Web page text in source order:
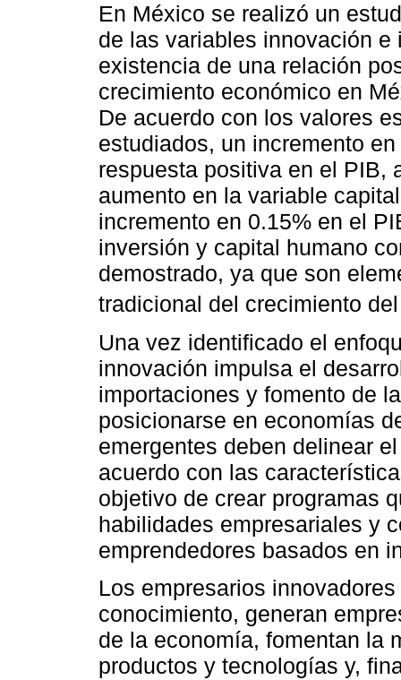
En México se realizó un
de las variables innovación
existencia de una relación
crecimiento económico en
De acuerdo con los valores
estudiados, un incremento
respuesta positiva en el PIB,
aumento en la variable
incremento en 0.15% en el
inversión y capital humano
demostrado, ya que son
tradicional del crecimiento
Una vez identificado el
innovación impulsa el
importaciones y fomento de
posicionarse en economías
emergentes deben delinear
acuerdo con las
objetivo de crear programas
habilidades empresariales y
emprendedores basados en
Los empresarios
conocimiento, generan
de la economía, fomentan la
productos y tecnologías y,